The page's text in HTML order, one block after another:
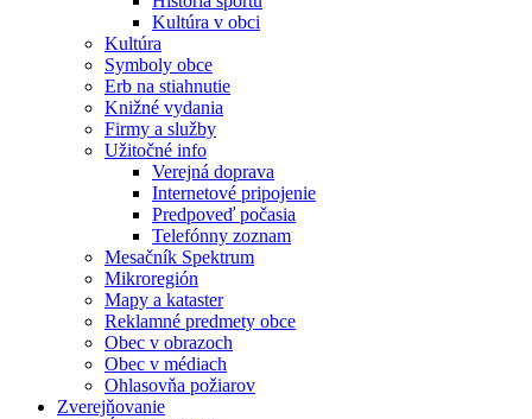
Kultúra v obci
Kultúra
Symboly obce
Erb na stiahnutie
Knižné vydania
Firmy a služby
Užitočné info
Verejná doprava
Internetové pripojenie
Predpoveď počasia
Telefónny zoznam
Mesačník Spektrum
Mikroregión
Mapy a kataster
Reklamné predmety obce
Obec v obrazoch
Obec v médiach
Ohlasovňa požiarov
Zverejňovanie